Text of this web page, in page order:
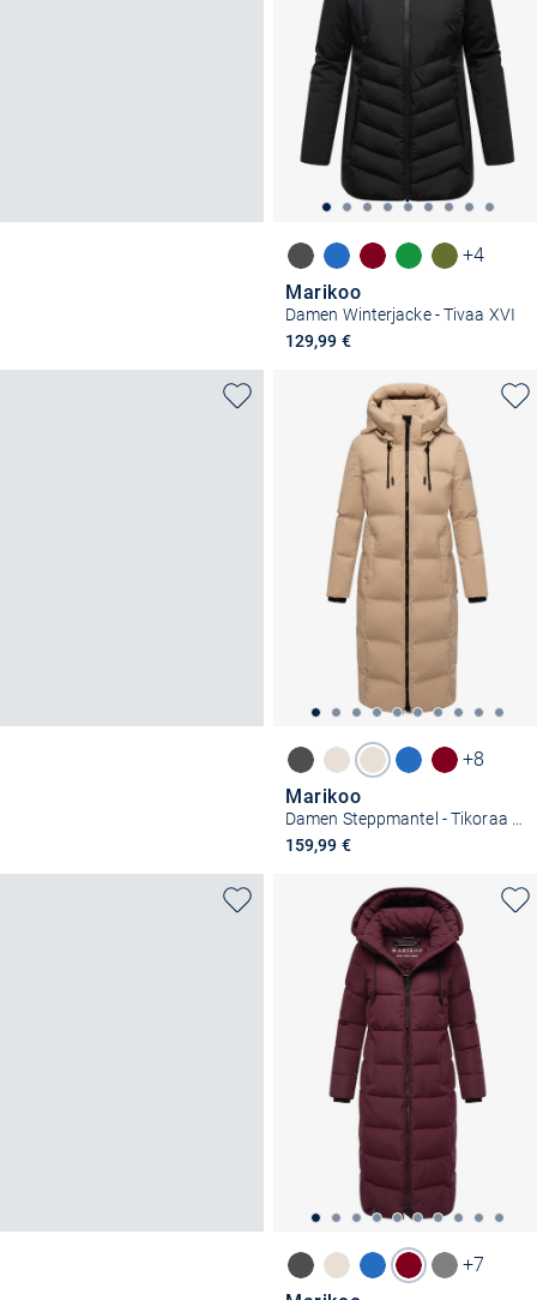
+4
Marikoo
Damen Winterjacke - Tivaa XVI
129,99 €
+8
Marikoo
Damen Steppmantel - Tikoraa 16
159,99 €
+7